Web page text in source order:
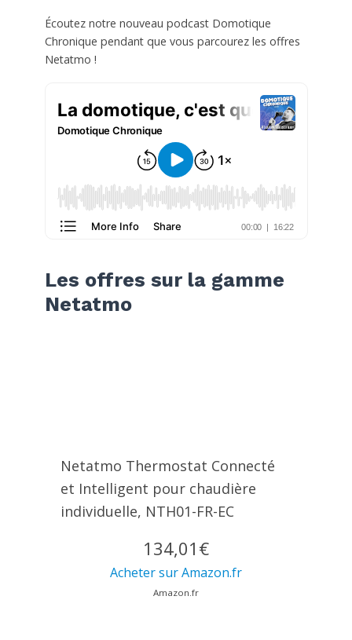
Écoutez notre nouveau podcast Domotique
Chronique pendant que vous parcourez les offres
Netatmo !
Les offres sur la gamme
Netatmo
Netatmo Thermostat Connecté
et Intelligent pour chaudière
individuelle, NTH01-FR-EC
134,01€
Acheter sur Amazon.fr
Amazon.fr